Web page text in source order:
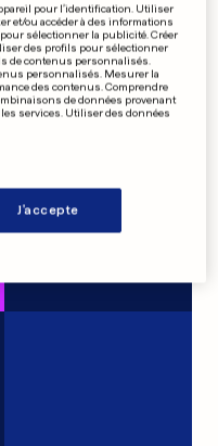
pour l’identification. Utiliser
et/ou accéder à des informations
sélectionner la publicité. Créer
des profils pour sélectionner
de contenus personnalisés.
personnalisés. Mesurer la
des contenus. Comprendre
de données provenant
services. Utiliser des données
J'accepte